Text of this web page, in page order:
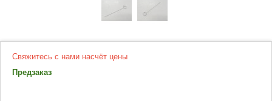
Свяжитесь с нами насчёт цены
Предзаказ